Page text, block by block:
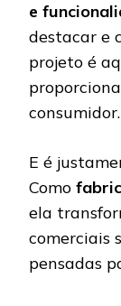
e
destacar e
projeto é
consumidor.
E é
Como
ela
comerciais
pensadas